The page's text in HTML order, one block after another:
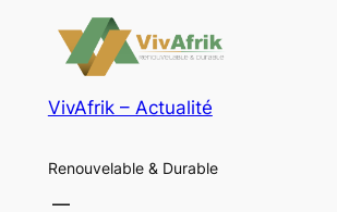
VivAfrik – Actualité
Renouvelable & Durable